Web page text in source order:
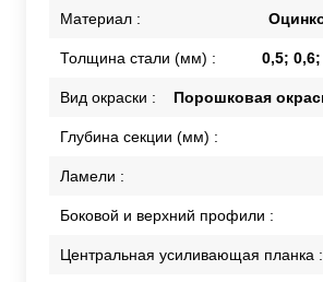
Материал :
Толщина стали (мм) : 0,5;
Вид окраски : Порошковая
Глубина секции (мм) :
Ламели :
Боковой и верхний профили :
Центральная усиливающая планка :